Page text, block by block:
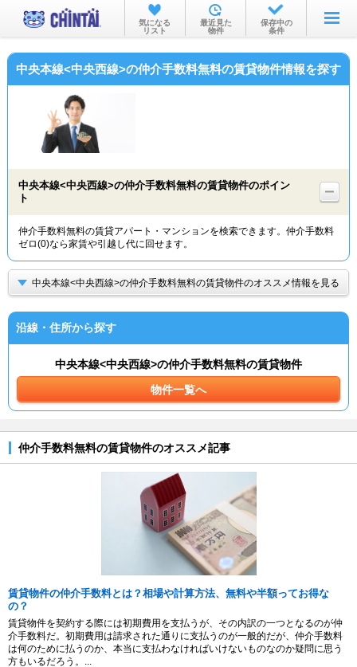
お部屋を探す
沿線・駅から
物件特集から
TOP
気になる
リスト
最近見た
物件
保存中の
条件
中央本線<中央西線>の仲介手数料無料の賃貸物件情報を探す
中央本線<中央西線>の仲介手数料無料の賃貸物件のポイン
ト
仲介手数料無料の賃貸アパート・マンションを検索できます。仲介手数料
ゼロ(0)なら家賃や引越し代に回せます。
中央本線<中央西線>の仲介手数料無料の賃貸物件のオススメ情報を見る
沿線・住所から探す
中央本線<中央西線>の仲介手数料無料の賃貸物件
物件一覧へ
仲介手数料無料の賃貸物件のオススメ記事
賃貸物件の仲介手数料とは？相場や計算方法、無料や半額ってお得な
の？
賃貸物件を契約する際には初期費用を支払うが、その内訳の一つとなるのが仲
介手数料だ。初期費用は請求された通りに支払うのが一般的だが、仲介手数料
は何のために払うのか、本当に支払わなければいけないものなのか疑問に思う
方もいるだろう。...